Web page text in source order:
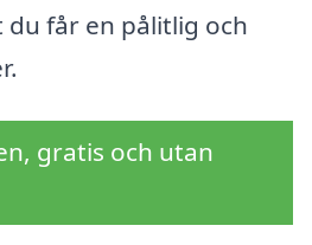
får en pålitlig och
gratis och utan